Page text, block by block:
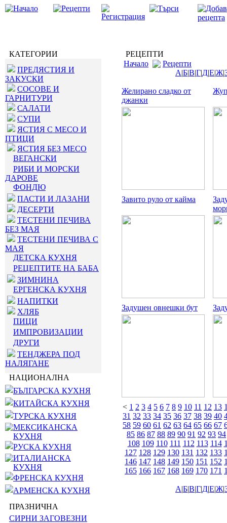
КАТЕГОРИИ
ПРЕДЯСТИЯ И
ЗАКУСКИ
СОСОВЕ И
ГАРНИТУРИ
САЛАТИ
СУПИ
ЯСТИЯ С МЕСО И
ПТИЦИ
ЯСТИЯ БЕЗ МЕСО
ВЕГАНСКИ
РИБИ И МОРСКИ
ДАРОВЕ
ФОНДЮ
ПАСТИ И ЛАЗАНИ
ДЕСЕРТИ
ТЕСТЕНИ ПЕЧИВА
БЕЗ МАЯ
ТЕСТЕНИ ПЕЧИВА С
МАЯ
ДЕТСКА КУХНЯ
РЕЦЕПТИТЕ НА БАБА
ЗИМНИНА
ЕРГЕНСКА КУХНЯ
НАПИТКИ
ХЛЯБ
ПИЦИ
ИМПРОВИЗАЦИИ
ДРУГИ
ТЕНДЖЕРА ПОД
НАЛЯГАНЕ
НАЦИОНАЛНА
БЪЛГАРСКА КУХНЯ
КИТАЙСКА КУХНЯ
ТУРСКА КУХНЯ
МЕКСИКАНСКА
КУХНЯ
РУСКА КУХНЯ
ИТАЛИАНСКА
КУХНЯ
ФРЕНСКА КУХНЯ
АРМЕНСКА КУХНЯ
ПРАЗНИЧНА
СИРНИ ЗАГОВЕЗНИ
РЕЦЕПТИ
Начало
Рецепти
А|Б|В|Г|Д|Е|Ж|
Желирано сладко от
джанки
Завито руло от кайма
Задушен овнешки бут
< 1 2 3 4 5 6 7 8 9 10 11 12 13
31 32 33 34 35 36 37 38 39 40
58 59 60 61 62 63 64 65 66 67
85 86 87 88 89 90 91 92 93 94
108 109 110 111 112 113 114
127 128 129 130 131 132 133
146 147 148 149 150 151 152
165 166 167 168 169 170 171
А|Б|В|Г|Д|Е|Ж|